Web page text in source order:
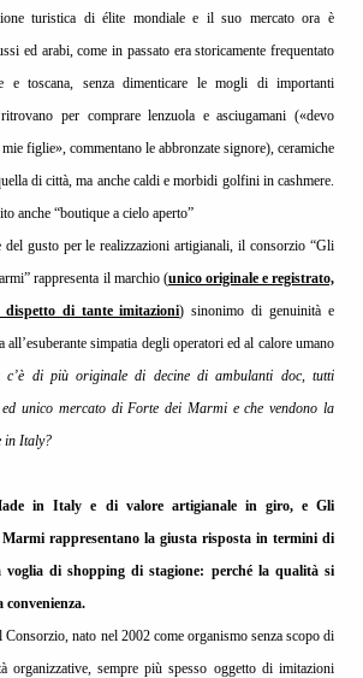
turistica di élite mondiale e il suo mercato ora è
ed arabi, come in passato era storicamente frequentato
e toscana, senza dimenticare le mogli di importanti
per comprare lenzuola e asciugamani («devo
figlie», commentano le abbronzate signore), ceramiche
di città, ma anche caldi e morbidi golfini in cashmere.
anche “boutique a cielo aperto”
del gusto per le realizzazioni artigianali, il consorzio “Gli
rappresenta il marchio (unico originale e registrato,
dispetto di tante imitazioni) sinonimo di genuinità e
all’esuberante simpatia degli operatori ed al calore umano
c’è di più originale di decine di ambulanti doc, tutti
unico mercato di Forte dei Marmi e che vendono la
in Italy?
in Italy e di valore artigianale in giro, e Gli
rappresentano la giusta risposta in termini di
di shopping di stagione: perché la qualità si
convenienza.
Consorzio, nato nel 2002 come organismo senza scopo di
organizzative, sempre più spesso oggetto di imitazioni